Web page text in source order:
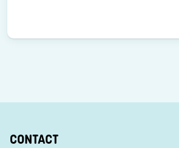
CONTACT